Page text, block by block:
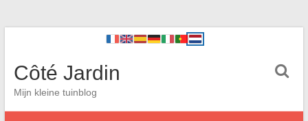
Côté Jardin
Mijn kleine tuinblog